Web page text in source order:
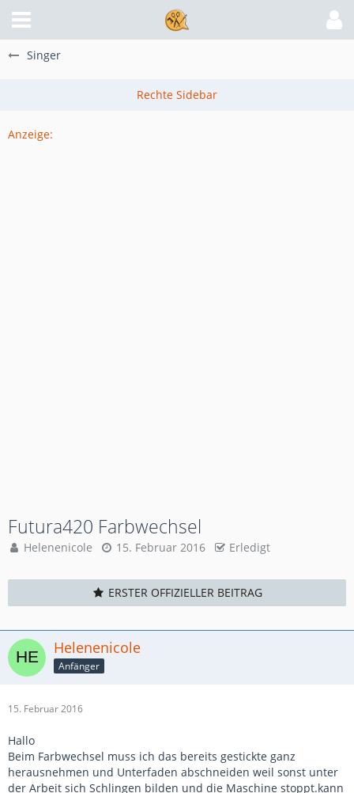
Singer
Anzeige:
Futura420 Farbwechsel
Helenenicole 15. Februar 2016 Erledigt
ERSTER OFFIZIELLER BEITRAG
Helenenicole
Anfänger
15. Februar 2016
Hallo
Beim Farbwechsel muss ich das bereits gestickte ganz
herausnehmen und Unterfaden abschneiden weil sonst unter
der Arbeit sich Schlingen bilden und die Maschine stoppt.kann